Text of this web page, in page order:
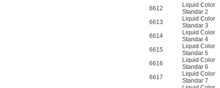
6612
Liquid Color
Standar 2
6613
Liquid Color
Standar 3
6614
Liquid Color
Standar 4
6615
Liquid Color
Standar 5
6616
Liquid Color
Standar 6
6617
Liquid Color
Standar 7